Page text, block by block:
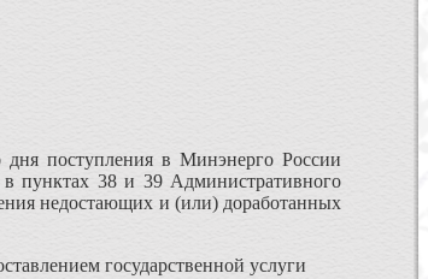
дня поступления в Минэнерго России
в пунктах 38 и 39 Административного
недостающих и (или) доработанных
государственной услуги